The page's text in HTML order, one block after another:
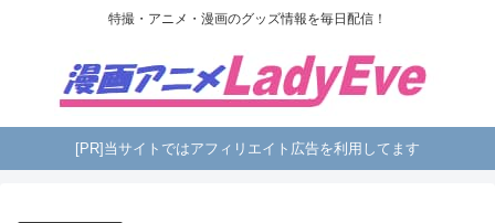
特撮・アニメ・漫画のグッズ情報を毎日配信！
[PR]当サイトではアフィリエイト広告を利用してます